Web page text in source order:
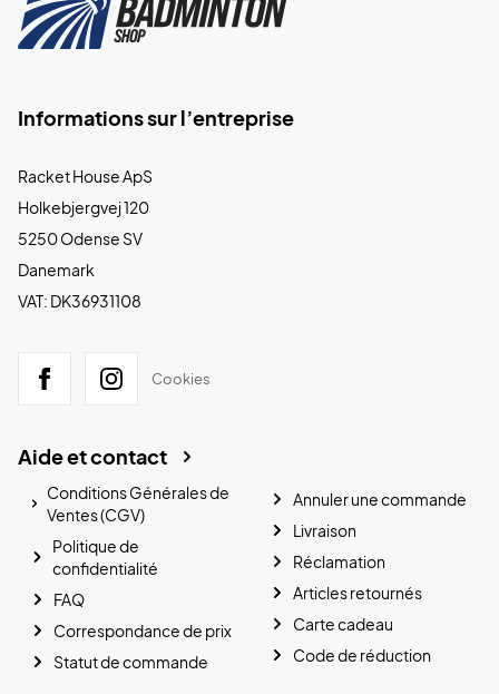
Informations sur l’entreprise
Racket House ApS
Holkebjergvej 120
5250 Odense SV
Danemark
VAT: DK36931108
Cookies
Aide et contact
Conditions Générales de
Ventes (CGV)
Politique de
confidentialité
FAQ
Correspondance de prix
Statut de commande
Annuler une commande
Livraison
Réclamation
Articles retournés
Carte cadeau
Code de réduction